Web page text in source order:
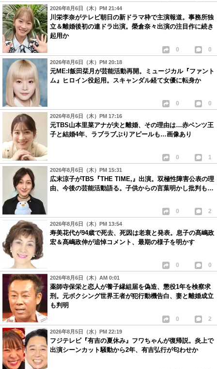
2026年8月6日（木）PM 21:44
川栄李奈がテレビ朝日の新ドラマ枠で主演報道。事務所独
立＆離婚後初の連ドラ出演。榮倉奈々出演の注目作に続き
起用か
0 0
2026年8月6日（木）PM 20:18
元ME:I飯田栞月が芸能活動再開。ミュージカル『ファント
ム』ヒロイン役起用。スキャンダル経て女優に転身か
0 0
2026年8月6日（木）PM 17:16
元TBS山本里菜アナが夫と離婚、その理由は…赤ベンツ王
子と結婚4年、ラブラブぶりアピールも…画像あり
0 1
2026年8月6日（木）PM 15:31
広末涼子がTBS『THE TIME,』出演。双極性障害公表の理
由、今後の芸能活動語る。子供からの言葉明かし批判も…
0 2
2026年8月6日（木）PM 13:54
寿美花代が94歳で死去、死因は老衰と発表。息子の髙嶋政
宏＆髙嶋政伸が追悼コメント、最期の様子を明かす
0 0
2026年8月6日（木）AM 0:01
薬師寺保栄と恋人が養子縁組届を偽造、懲役1年を検察求
刑。元ボクシング世界王者が犯行動機告白、妻と離婚成立
も判明
0 2
2026年8月5日（水）PM 22:19
フジテレビ『有吉の夏休み』フワちゃんが復帰説。炎上で
出演シーンカット騒動から2年、有吉弘行が匂わせか